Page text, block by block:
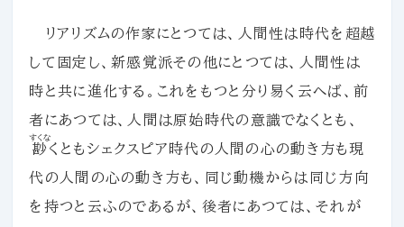
リアリズムの作家にとつては、人間性は時代を超越
して固定し、新感覚派その他にとつては、人間性は
時と共に進化する。これをもつと分り易く云へば、前
者にあつては、人間は原始時代の意識でなくとも、
尠
すくな
くともシェクスピア時代の人間の心の動き方も現
代の人間の心の動き方も、同じ動機からは同じ方向
を持つと云ふのであるが、後者にあつては、それが